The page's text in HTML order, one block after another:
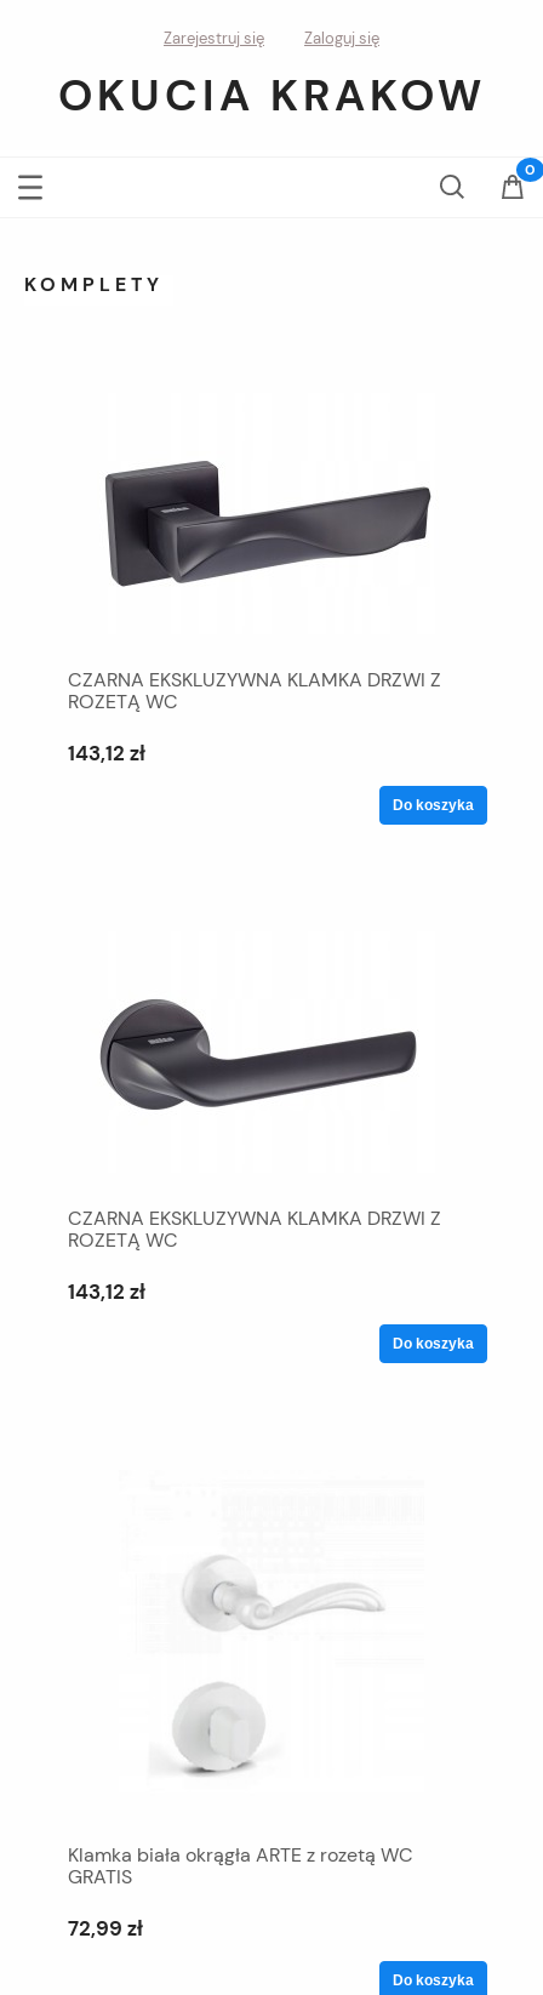
Zarejestruj się Zaloguj się
OKUCIA KRAKOW
KOMPLETY
CZARNA EKSKLUZYWNA KLAMKA DRZWI Z
ROZETĄ WC
143,12 zł
Do koszyka
CZARNA EKSKLUZYWNA KLAMKA DRZWI Z
ROZETĄ WC
143,12 zł
Do koszyka
Klamka biała okrągła ARTE z rozetą WC
GRATIS
72,99 zł
Do koszyka